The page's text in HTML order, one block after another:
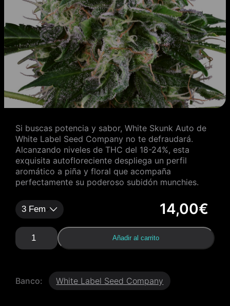
Si buscas potencia y sabor, White Skunk Auto de
White Label Seed Company no te defraudará.
Alcanzando niveles de THC del 18-24%, esta
exquisita autofloreciente despliega un perfil
aromático a piña y floral que acompaña
perfectamente su poderoso subidón munchies.
14,00€
W
h
S
Añadir al carrito
Banco: White Label Seed Company